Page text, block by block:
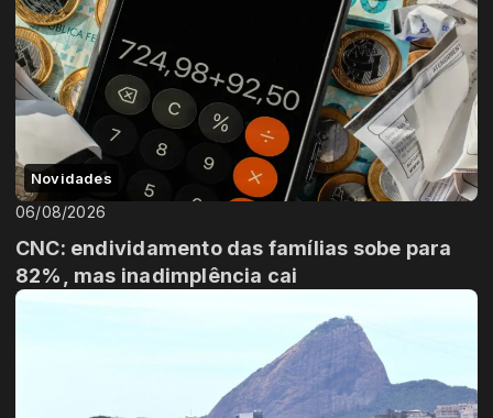
Novidades
06/08/2026
CNC: endividamento das famílias sobe para
82%, mas inadimplência cai